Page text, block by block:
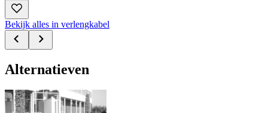
Bekijk alles in verlengkabel
Alternatieven